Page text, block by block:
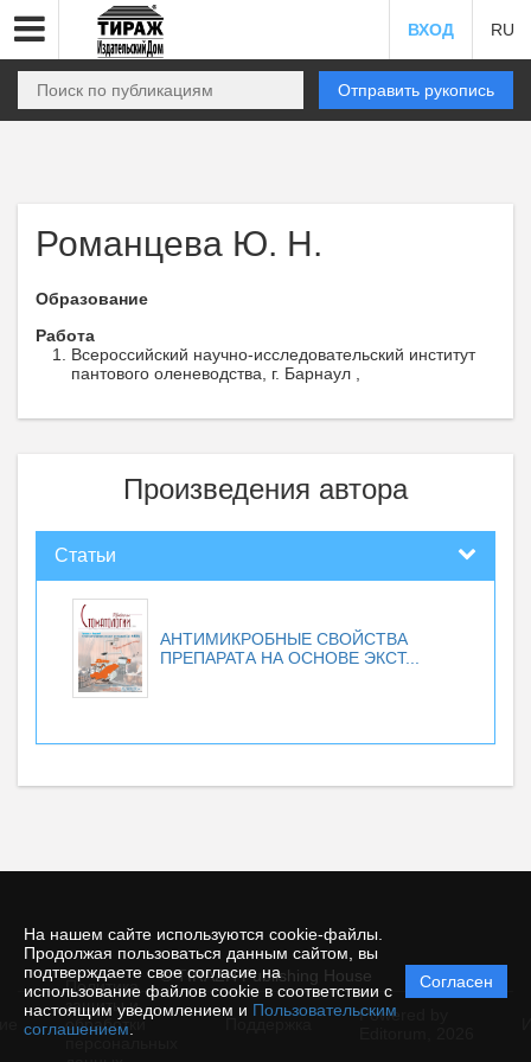
На нашем сайте используются cookie-файлы.
Продолжая пользоваться данным сайтом, вы
подтверждаете свое согласие на
использование файлов cookie в соответствии с
настоящим уведомлением и Пользовательским
соглашением
Согласен
ВХОД RU
Отправить рукопись
Романцева Ю. Н.
Образование
Работа
Всероссийский научно-исследовательский институт
пантового оленеводства, г. Барнаул ,
Произведения автора
Статьи
АНТИМИКРОБНЫЕ СВОЙСТВА
ПРЕПАРАТА НА ОСНОВЕ ЭКСТ...
© TIRAZH Publishing House
Политика
защиты и
обработки
Powered by